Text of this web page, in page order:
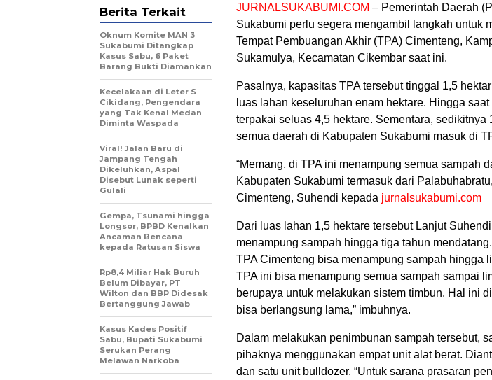
JURNALSUKABUMI.COM – Pemerintah Daerah
Sukabumi perlu segera mengambil langkah untuk
Tempat Pembuangan Akhir (TPA) Cimenteng,
Sukamulya, Kecamatan Cikembar saat ini.
Pasalnya, kapasitas TPA tersebut tinggal 1,5
luas lahan keseluruhan enam hektare. Hingga
terpakai seluas 4,5 hektare. Sementara, sedikitnya
semua daerah di Kabupaten Sukabumi masuk di
“Memang, di TPA ini menampung semua sampah
Kabupaten Sukabumi termasuk dari
Cimenteng, Suhendi kepada jurnalsukabumi.com
Dari luas lahan 1,5 hektare tersebut Lanjut
menampung sampah hingga tiga tahun
TPA Cimenteng bisa menampung sampah hingga
TPA ini bisa menampung semua sampah sampai
berupaya untuk melakukan sistem timbun. Hal ini
bisa berlangsung lama,” imbuhnya.
Dalam melakukan penimbunan sampah tersebut,
pihaknya menggunakan empat unit alat berat.
dan satu unit bulldozer. “Untuk sarana prasaran
Berita Terkait
Oknum Komite MAN 3
Sukabumi Ditangkap
Kasus Sabu, 6 Paket
Barang Bukti Diamankan
Kecelakaan di Leter S
Cikidang, Pengendara
yang Tak Kenal Medan
Diminta Waspada
Viral! Jalan Baru di
Jampang Tengah
Dikeluhkan, Aspal
Disebut Lunak seperti
Gulali
Gempa, Tsunami hingga
Longsor, BPBD Kenalkan
Ancaman Bencana
kepada Ratusan Siswa
Rp8,4 Miliar Hak Buruh
Belum Dibayar, PT
Wilton dan BBP Didesak
Bertanggung Jawab
Kasus Kades Positif
Sabu, Bupati Sukabumi
Serukan Perang
Melawan Narkoba